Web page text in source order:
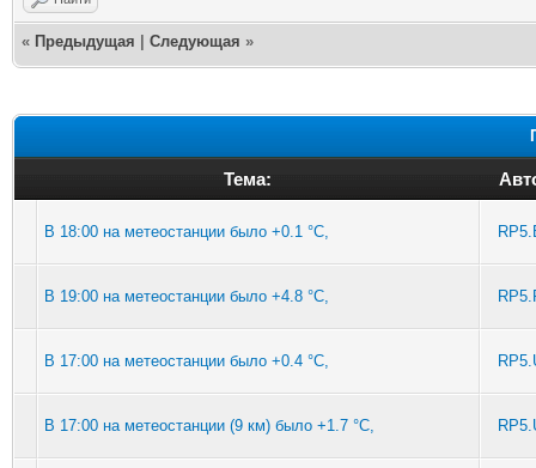
« Предыдущая Следующая »
Тема:
В 18:00 на метеостанции было +0.1 °C,
В 19:00 на метеостанции было +4.8 °C,
В 17:00 на метеостанции было +0.4 °C,
В 17:00 на метеостанции (9 км) было +1.7 °C,